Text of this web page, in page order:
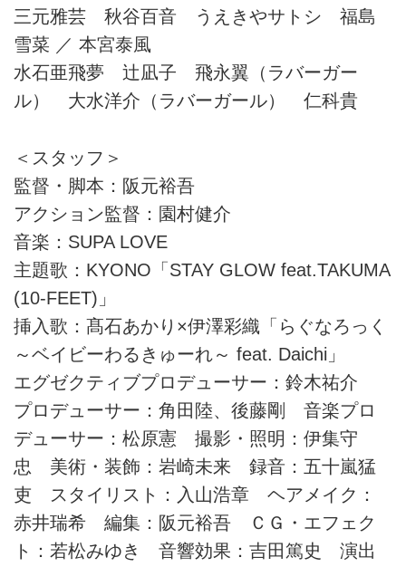
三元雅芸 秋谷百音 うえきやサトシ 福島
雪菜 ／ 本宮泰風
水石亜飛夢 辻凪子 飛永翼（ラバーガー
ル） 大水洋介（ラバーガール） 仁科貴
＜スタッフ＞
監督・脚本：阪元裕吾
アクション監督：園村健介
音楽：SUPA LOVE
主題歌：KYONO「STAY GLOW feat.TAKUMA
(10-FEET)」
挿入歌：髙石あかり×伊澤彩織「らぐなろっく
～ベイビーわるきゅーれ～ feat. Daichi」
エグゼクティブプロデューサー：鈴木祐介
プロデューサー：角田陸、後藤剛 音楽プロ
デューサー：松原憲 撮影・照明：伊集守
忠 美術・装飾：岩崎未来 録音：五十嵐猛
吏 スタイリスト：入山浩章 ヘアメイク：
赤井瑞希 編集：阪元裕吾 ＣＧ・エフェク
ト：若松みゆき 音響効果：吉田篤史 演出